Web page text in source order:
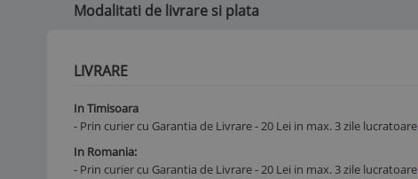
Modalitati de livrare si plata
LIVRARE
In Timisoara
- Prin curier cu Garantia de Livrare - 20 Lei in max. 3 zile lucratoare
In Romania:
- Prin curier cu Garantia de Livrare - 20 Lei in max. 3 zile lucratoare